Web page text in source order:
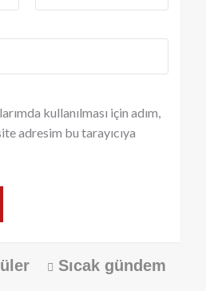
kullanılması için adım,
adresim bu tarayıcıya
Sıcak gündem